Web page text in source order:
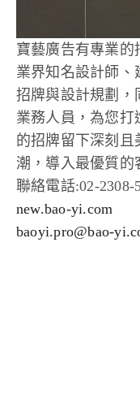
寶藝廣告有專業的
業界知名設計師
招牌與設計規劃，
業務人員，為您打
的招牌留下深刻
潮，導入最優質的
聯絡電話:02-2308-
new.bao-yi.com
baoyi.pro@bao-